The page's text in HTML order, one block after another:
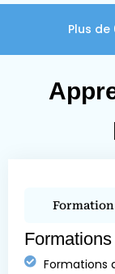
Plus de
Formations